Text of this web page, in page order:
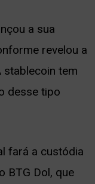
a sua
revelou a
stablecoin tem
desse tipo
fará a custódia
BTG Dol, que